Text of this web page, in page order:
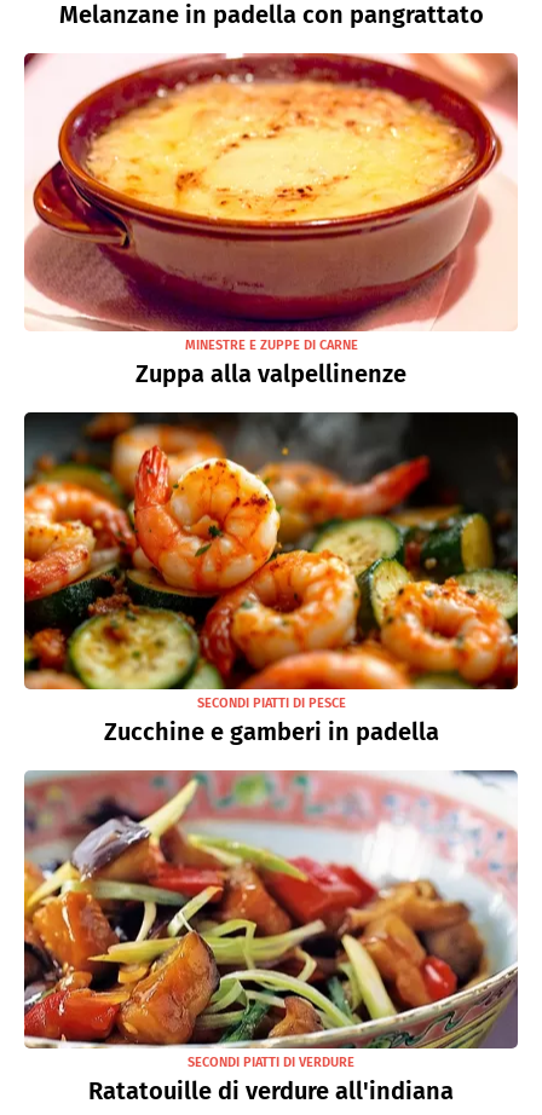
Melanzane in padella con pangrattato
MINESTRE E ZUPPE DI CARNE
Zuppa alla valpellinenze
SECONDI PIATTI DI PESCE
Zucchine e gamberi in padella
SECONDI PIATTI DI VERDURE
Ratatouille di verdure all'indiana